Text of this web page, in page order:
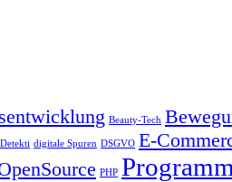
Beauty-Tech
Detekti digitale Spuren DSGVO E-
PHP